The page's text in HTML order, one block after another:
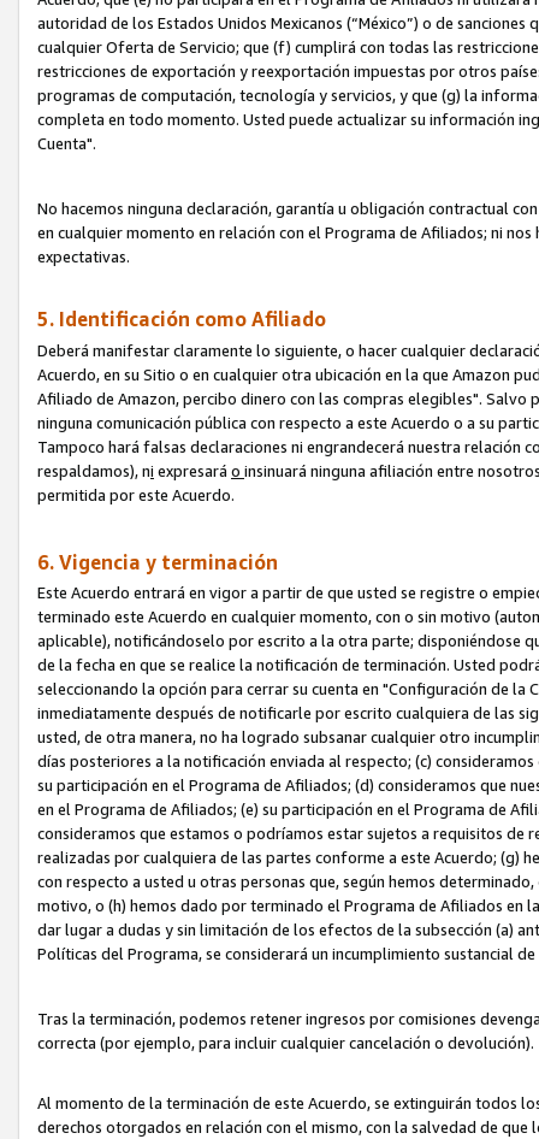
autoridad de los Estados Unidos Mexicanos (“México”) o de
cualquier Oferta de Servicio; que (f) cumplirá con todas las
restricciones de exportación y reexportación impuestas por otros
programas de computación, tecnología y servicios, y que (g) la
completa en todo momento. Usted puede actualizar su información
Cuenta".
No hacemos ninguna declaración, garantía u obligación contractual
en cualquier momento en relación con el Programa de Afiliados; ni
expectativas.
5. Identificación como Afiliado
Deberá manifestar claramente lo siguiente, o hacer cualquier
Acuerdo, en su Sitio o en cualquier otra ubicación en la que Amazon
Afiliado de Amazon, percibo dinero con las compras elegibles". Salvo
ninguna comunicación pública con respecto a este Acuerdo o a su
Tampoco hará falsas declaraciones ni engrandecerá nuestra relación
respaldamos), ni expresará o insinuará ninguna afiliación entre
permitida por este Acuerdo.
6. Vigencia y terminación
Este Acuerdo entrará en vigor a partir de que usted se registre o
terminado este Acuerdo en cualquier momento, con o sin motivo
aplicable), notificándoselo por escrito a la otra parte; disponiéndose
de la fecha en que se realice la notificación de terminación. Usted
seleccionando la opción para cerrar su cuenta en "Configuración de
inmediatamente después de notificarle por escrito cualquiera de las
usted, de otra manera, no ha logrado subsanar cualquier otro
días posteriores a la notificación enviada al respecto; (c)
su participación en el Programa de Afiliados; (d) consideramos que
en el Programa de Afiliados; (e) su participación en el Programa de
consideramos que estamos o podríamos estar sujetos a requisitos de
realizadas por cualquiera de las partes conforme a este Acuerdo; (g)
con respecto a usted u otras personas que, según hemos
motivo, o (h) hemos dado por terminado el Programa de Afiliados en
dar lugar a dudas y sin limitación de los efectos de la subsección (a)
Políticas del Programa, se considerará un incumplimiento sustancial
Tras la terminación, podemos retener ingresos por comisiones
correcta (por ejemplo, para incluir cualquier cancelación o devolución).
Al momento de la terminación de este Acuerdo, se extinguirán todos
derechos otorgados en relación con el mismo, con la salvedad de